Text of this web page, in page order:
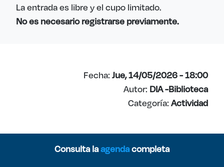
La entrada es libre y el cupo limitado.
No es necesario registrarse previamente.
Fecha:Jue, 14/05/2026 - 18:00
Autor: DIA -Biblioteca
Categoría:Actividad
Consulta laagendacompleta